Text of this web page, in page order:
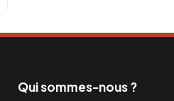
Qui sommes-nous ?